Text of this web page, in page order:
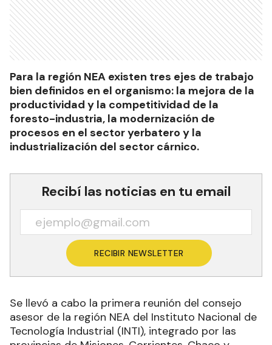
Para la región NEA existen tres ejes de trabajo
bien definidos en el organismo: la mejora de la
productividad y la competitividad de la
foresto-industria, la modernización de
procesos en el sector yerbatero y la
industrialización del sector cárnico.
Recibí las noticias en tu email
RECIBIR NEWSLETTER
Se llevó a cabo la primera reunión del consejo
asesor de la región NEA del Instituto Nacional de
Tecnología Industrial (INTI), integrado por las